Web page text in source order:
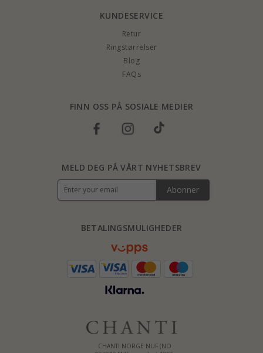
KUNDESERVICE
Retur
Ringstørrelser
Blog
FAQs
FINN OSS PÅ SOSIALE MEDIER
CHANTI NORGE NUF (NO
BETALINGSMULIGHEDER
MELD DEG PÅ VÅRT NYHETSBREV
Abonner